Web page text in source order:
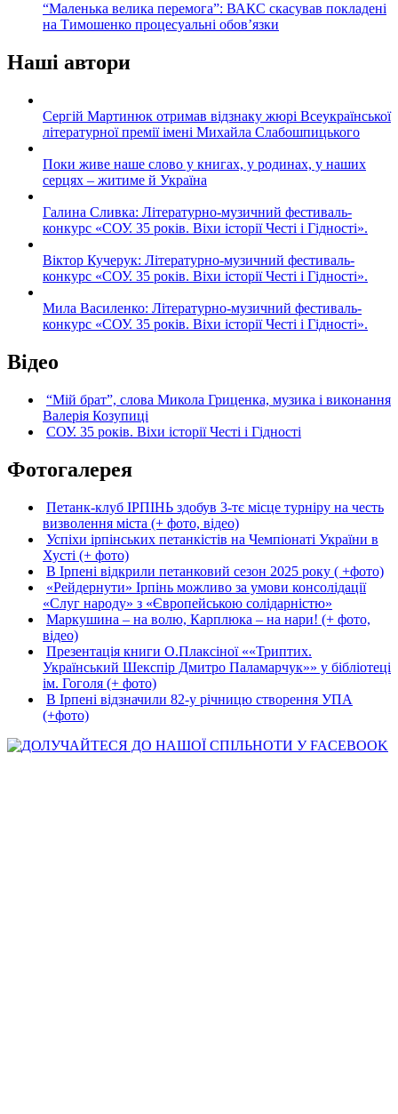
“Маленька велика перемога”: ВАКС скасував покладені
на Тимошенко процесуальні обов’язки
Наші автори
Сергій Мартинюк отримав відзнаку жюрі Всеукраїнської
літературної премії імені Михайла Слабошпицького
Поки живе наше слово у книгах, у родинах, у наших
серцях – житиме й Україна
Галина Сливка: Літературно-музичний фестиваль-
конкурс «СОУ. 35 років. Віхи історії Честі і Гідності».
Віктор Кучерук: Літературно-музичний фестиваль-
конкурс «СОУ. 35 років. Віхи історії Честі і Гідності».
Мила Василенко: Літературно-музичний фестиваль-
конкурс «СОУ. 35 років. Віхи історії Честі і Гідності».
Відео
“Мій брат”, слова Микола Гриценка, музика і виконання
Валерія Козупиці
СОУ. 35 років. Віхи історії Честі і Гідності
Фотогалерея
Петанк-клуб ІРПІНЬ здобув 3-тє місце турніру на честь
визволення міста (+ фото, відео)
Успіхи ірпінських петанкістів на Чемпіонаті України в
Хусті (+ фото)
В Ірпені відкрили петанковий сезон 2025 року ( +фото)
«Рейдернути» Ірпінь можливо за умови консолідації
«Слуг народу» з «Європейською солідарністю»
Маркушина – на волю, Карплюка – на нари! (+ фото,
відео)
Презентація книги О.Плаксіної ««Триптих.
Український Шекспір Дмитро Паламарчук»» у бібліотеці
ім. Гоголя (+ фото)
В Ірпені відзначили 82-у річницю створення УПА
(+фото)